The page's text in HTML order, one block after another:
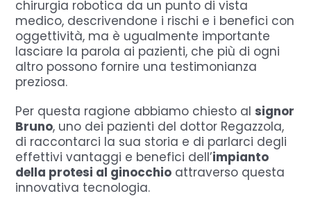
chirurgia robotica da un punto di vista
medico, descrivendone i rischi e i benefici con
oggettività, ma è ugualmente importante
lasciare la parola ai pazienti, che più di ogni
altro possono fornire una testimonianza
preziosa.
Per questa ragione abbiamo chiesto alsignor
Bruno, uno dei pazienti del dottor Regazzola,
di raccontarci la sua storia e di parlarci degli
effettivi vantaggi e benefici dell’impianto
della protesi al ginocchio attraverso questa
innovativa tecnologia.